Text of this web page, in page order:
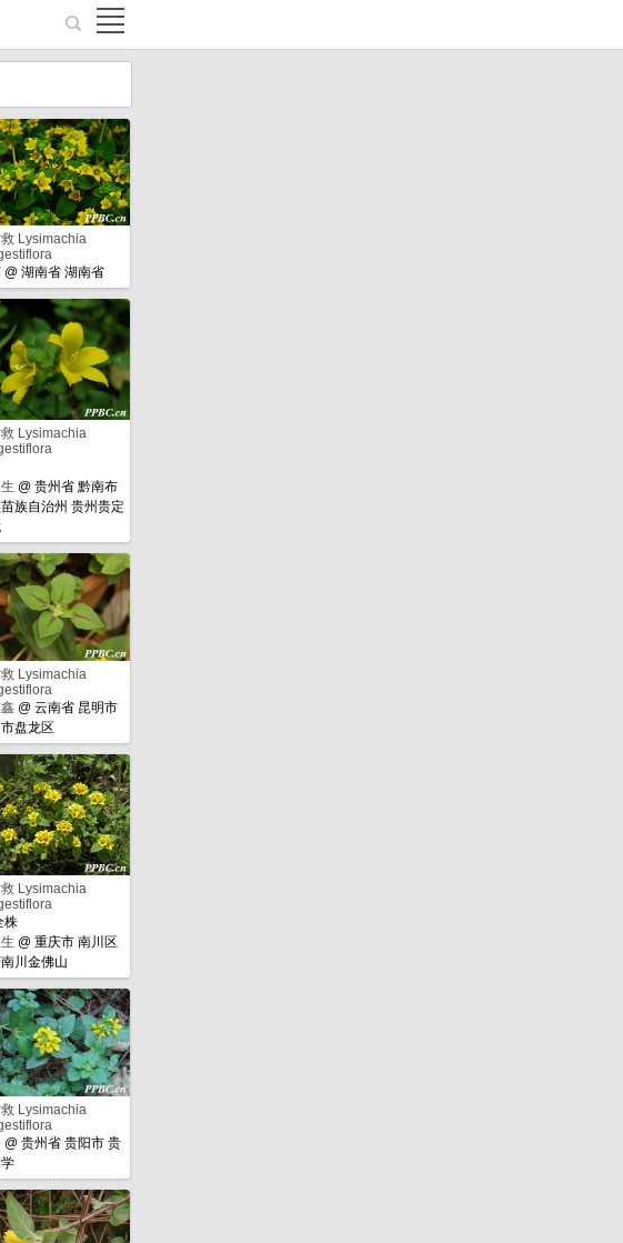
Lysimachia
@湖南省 湖南省
Lysimachia
@贵州省 黔南布
族自治州 贵州贵定
Lysimachia
@云南省 昆明市
盘龙区
Lysimachia
株
@重庆市 南川区
川金佛山
Lysimachia
@贵州省 贵阳市 贵